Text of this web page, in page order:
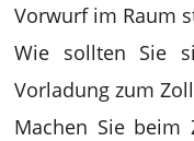
Vorwurf im Raum
Wie sollten Sie
Vorladung zum
Machen Sie